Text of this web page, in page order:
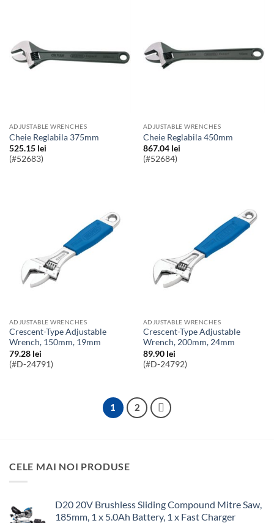
ADJUSTABLE WRENCHES
Cheie Reglabila 375mm
525.15 lei
(#52683)
ADJUSTABLE WRENCHES
Cheie Reglabila 450mm
867.04 lei
(#52684)
ADJUSTABLE WRENCHES
Crescent-Type Adjustable
Wrench, 150mm, 19mm
79.28 lei
(#D-24791)
ADJUSTABLE WRENCHES
Crescent-Type Adjustable
Wrench, 200mm, 24mm
89.90 lei
(#D-24792)
1 2
CELE MAI NOI PRODUSE
D20 20V Brushless Sliding Compound Mitre Saw,
185mm, 1 x 5.0Ah Battery, 1 x Fast Charger